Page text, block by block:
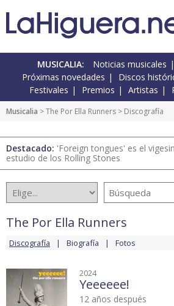
MUSICALIA: Noticias musicales
Próximas novedades
Discos
Festivales
Premios Artistas
Musicalia >The Por Ella Runners > Discografía
Destacado: 'Foreign tongues' es el
estudio de los Rolling Stones
The Por Ella Runners
Discografía Biografía Fotos
2024
Yeeeeee!
12 años después